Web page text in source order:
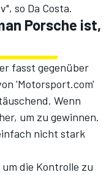
so Da Costa.
Porsche ist,
fasst gegenüber
'Motorsport.com'
Wenn
um zu gewinnen.
nicht stark
die Kontrolle zu